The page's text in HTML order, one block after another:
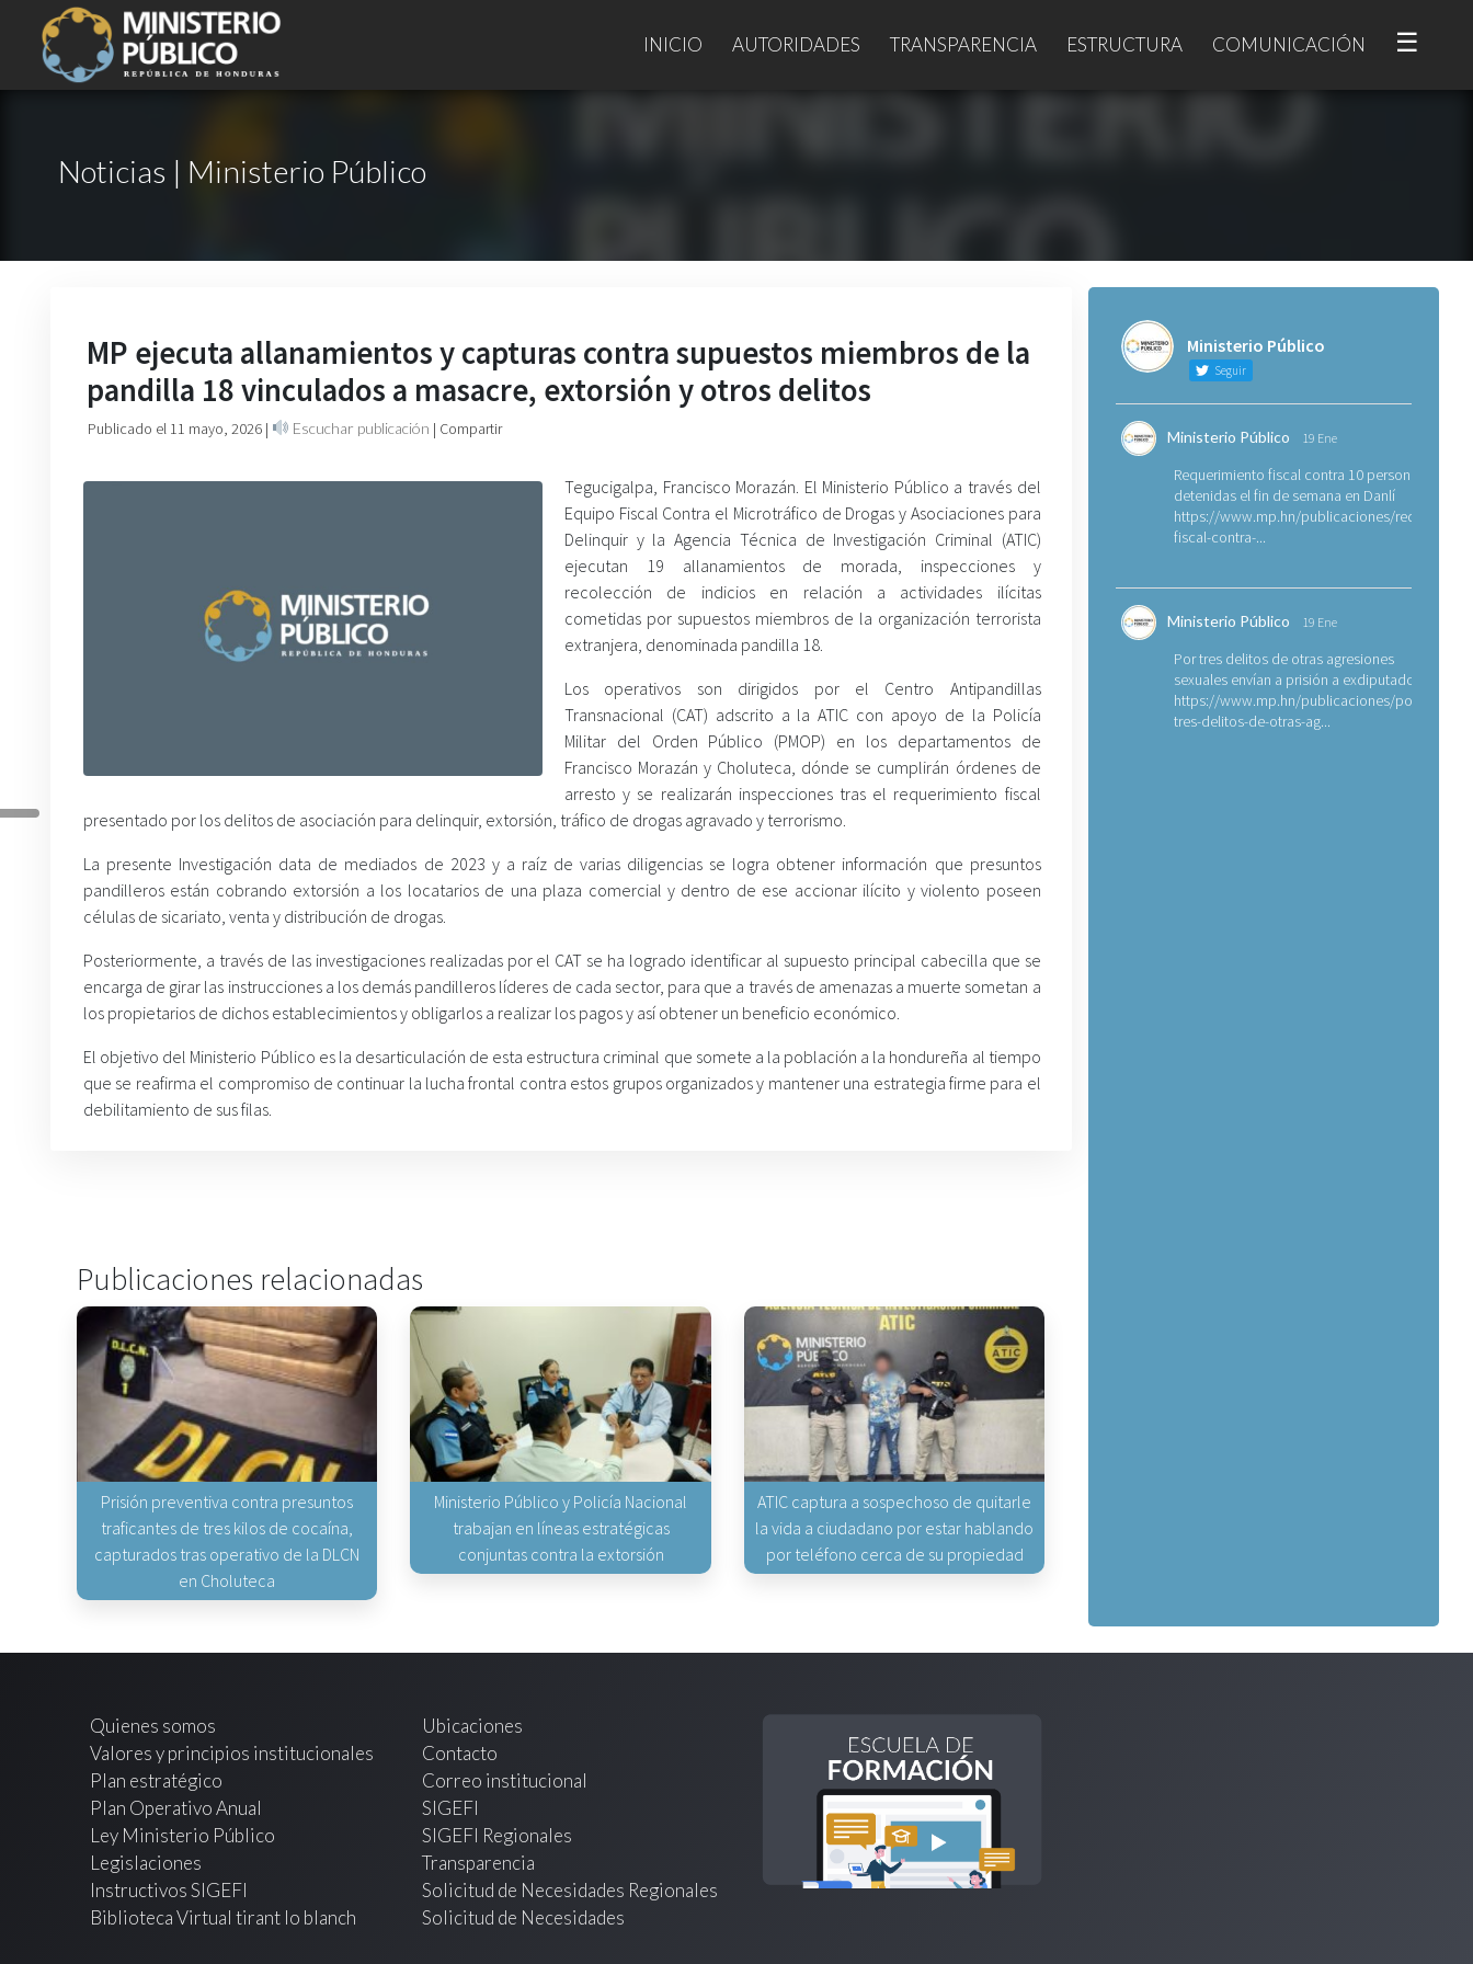
INICIO AUTORIDADES TRANSPARENCIA ESTRUCTURA COMUNICACIÓN ☰
Noticias | Ministerio Público
MP ejecuta allanamientos y capturas contra supuestos miembros de la
pandilla 18 vinculados a masacre, extorsión y otros delitos
Publicado el 11 mayo, 2026 | Escuchar publicación | Compartir
Tegucigalpa, Francisco Morazán. El Ministerio Público a través del
Equipo Fiscal Contra el Microtráfico de Drogas y Asociaciones para
Delinquir y la Agencia Técnica de Investigación Criminal (ATIC)
ejecutan 19 allanamientos de morada, inspecciones y
recolección de indicios en relación a actividades ilícitas
cometidas por supuestos miembros de la organización terrorista
extranjera, denominada pandilla 18.
Los operativos son dirigidos por el Centro Antipandillas
Transnacional (CAT) adscrito a la ATIC con apoyo de la Policía
Militar del Orden Público (PMOP) en los departamentos de
Francisco Morazán y Choluteca, dónde se cumplirán órdenes de
arresto y se realizarán inspecciones tras el requerimiento fiscal
presentado por los delitos de asociación para delinquir, extorsión, tráfico de drogas agravado y terrorismo.
La presente Investigación data de mediados de 2023 y a raíz de varias diligencias se logra obtener información que presuntos
pandilleros están cobrando extorsión a los locatarios de una plaza comercial y dentro de ese accionar ilícito y violento poseen
células de sicariato, venta y distribución de drogas.
Posteriormente, a través de las investigaciones realizadas por el CAT se ha logrado identificar al supuesto principal cabecilla que se
encarga de girar las instrucciones a los demás pandilleros líderes de cada sector, para que a través de amenazas a muerte sometan a
los propietarios de dichos establecimientos y obligarlos a realizar los pagos y así obtener un beneficio económico.
El objetivo del Ministerio Público es la desarticulación de esta estructura criminal que somete a la población a la hondureña al tiempo
que se reafirma el compromiso de continuar la lucha frontal contra estos grupos organizados y mantener una estrategia firme para el
debilitamiento de sus filas.
Publicaciones relacionadas
Prisión preventiva contra presuntos
traficantes de tres kilos de cocaína,
capturados tras operativo de la DLCN
en Choluteca
Ministerio Público y Policía Nacional
trabajan en líneas estratégicas
conjuntas contra la extorsión
ATIC captura a sospechoso de quitarle
la vida a ciudadano por estar hablando
por teléfono cerca de su propiedad
Ministerio Público
Seguir
Ministerio Público 19 Ene
Requerimiento fiscal contra 10 personas
detenidas el fin de semana en Danlí
https://www.mp.hn/publicaciones/
fiscal-contra-...
Ministerio Público 19 Ene
Por tres delitos de otras agresiones
sexuales envían a prisión a exdiputado
https://www.mp.hn/publicaciones/por-
tres-delitos-de-otras-ag...
Quienes somos
Valores y principios institucionales
Plan estratégico
Plan Operativo Anual
Ley Ministerio Público
Legislaciones
Instructivos SIGEFI
Biblioteca Virtual tirant lo blanch
Ubicaciones
Contacto
Correo institucional
SIGEFI
SIGEFI Regionales
Transparencia
Solicitud de Necesidades Regionales
Solicitud de Necesidades